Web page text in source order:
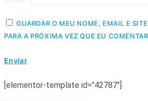
GUARDAR O MEU NOME, EMAIL E
PARA A PRÓXIMA VEZ QUE EU
[elementor-template id="42787"]